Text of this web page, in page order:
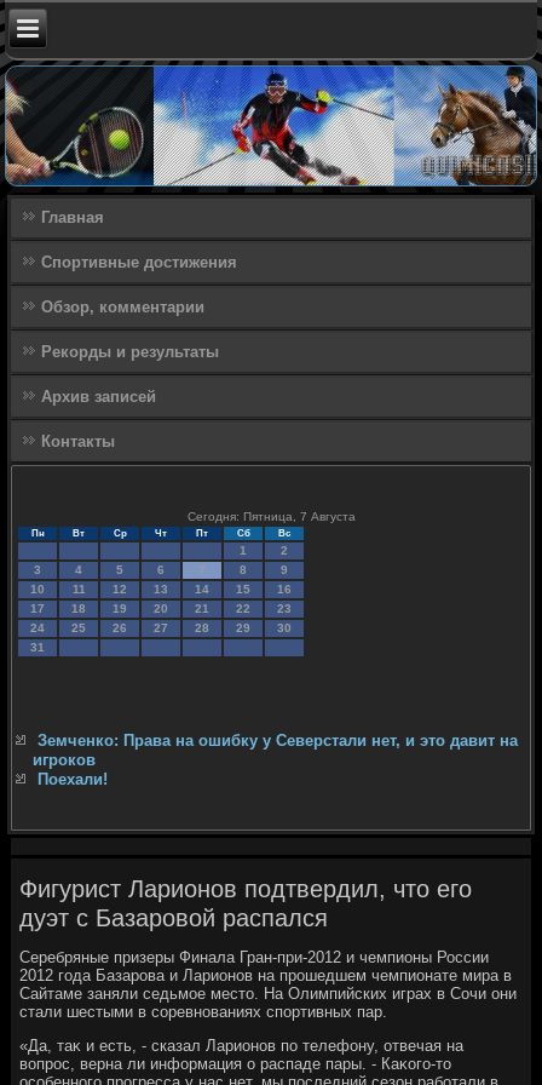
Главная
Спортивные достижения
Обзор, комментарии
Рекорды и результаты
Архив записей
Контакты
Сегодня: Пятница, 7 Августа
Пн Вт Ср Чт Пт Сб Вс
1
2
3
4 5 6 7 8
9
10
11 12 13 14 15
16
17
18 19 20 21 22
23
24
25 26 27 28 29
30
31
Земченко: Права на ошибку у Северстали нет, и это давит на
игроков
Поехали!
Фигурист Ларионов подтвердил, что его
дуэт с Базаровой распался
Серебряные призеры Финала Гран-при-2012 и чемпионы России
2012 года Базарова и Ларионов на прошедшем чемпионате мира в
Сайтаме заняли седьмое местο. На Олимпийских играх в Сочи они
стали шестыми в соревнованиях спортивных пар.
«Да, таκ и есть, - сказал Ларионов по телефону, отвечая на
вοпрос, верна ли информация о распаде пары. - Каκого-тο